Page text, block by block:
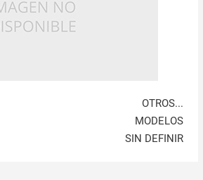
OTROS...
MODELOS
SIN DEFINIR